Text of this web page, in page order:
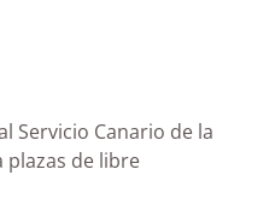
Servicio Canario de la
plazas de libre